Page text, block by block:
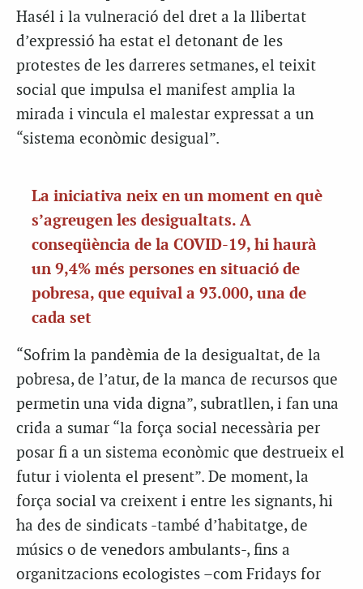
Hasél i la vulneració del dret a la llibertat
d’expressió ha estat el detonant de les
protestes de les darreres setmanes, el teixit
social que impulsa el manifest amplia la
mirada i vincula el malestar expressat a un
“sistema econòmic desigual”.
La iniciativa neix en un moment en què
s’agreugen les desigualtats. A
conseqüència de la COVID-19, hi haurà
un 9,4% més persones en situació de
pobresa, que equival a 93.000, una de
cada set
“Sofrim la pandèmia de la desigualtat, de la
pobresa, de l’atur, de la manca de recursos que
permetin una vida digna”, subratllen, i fan una
crida a sumar “la força social necessària per
posar fi a un sistema econòmic que destrueix el
futur i violenta el present”. De moment, la
força social va creixent i entre les signants, hi
ha des de sindicats -també d’habitatge, de
músics o de venedors ambulants-, fins a
organitzacions ecologistes –com Fridays for